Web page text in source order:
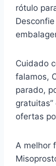
rótulo
Cuidado
falamos,
parado,
ofertas
A melhor